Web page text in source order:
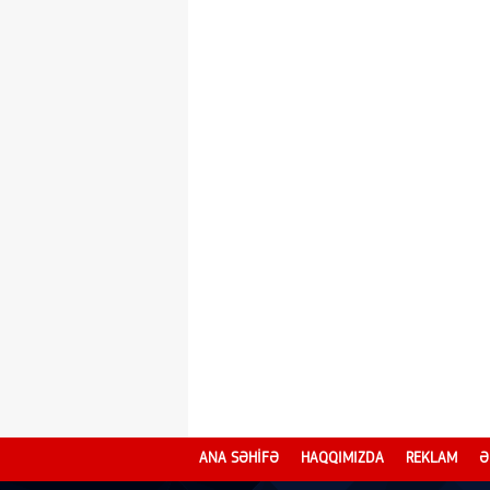
ANA SƏHİFƏ HAQQIMIZDA REKLAM